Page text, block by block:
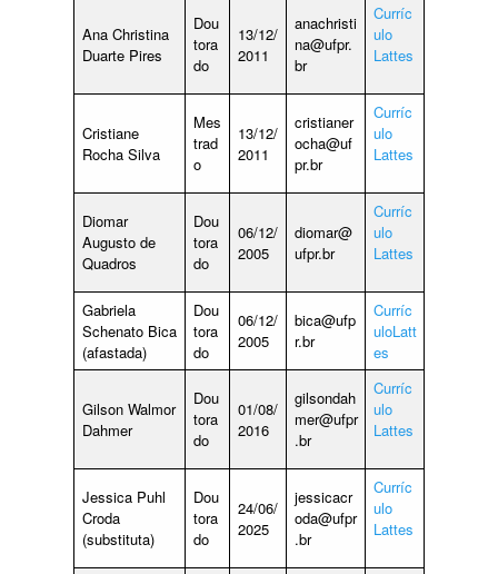
Ana Christina
Duarte Pires
Dou
tora
do
13/12/
2011
anachristi
na@ufpr.
br
Curríc
ulo
Lattes
Cristiane
Rocha Silva
Mes
trad
o
13/12/
2011
cristianer
ocha@uf
pr.br
Curríc
ulo
Lattes
Diomar
Augusto de
Quadros
Dou
tora
do
06/12/
2005
diomar@
ufpr.br
Curríc
ulo
Lattes
Gabriela
Schenato Bica
(afastada)
Dou
tora
do
06/12/
2005
bica@ufp
r.br
Curríc
uloLatt
es
Gilson Walmor
Dahmer
Dou
tora
do
01/08/
2016
gilsondah
mer@ufpr
.br
Curríc
ulo
Lattes
Jessica Puhl
Croda
(substituta)
Dou
tora
do
24/06/
2025
jessicacr
oda@ufpr
.br
Curríc
ulo
Lattes